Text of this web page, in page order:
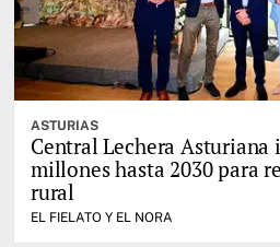
ASTURIAS
Central Lechera Asturiana
millones hasta 2030 para
rural
EL FIELATO Y EL NORA